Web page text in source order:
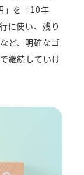
」を「10年
に使い、残り
ど、明確なゴ
継続していけ